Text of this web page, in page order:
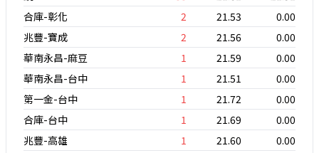
合庫-彰化
2 21.53
0.00
兆豐-寶成
2 21.56
0.00
華南永昌-麻豆
1 21.59
0.00
華南永昌-台中
1 21.51
0.00
第一金-台中
1 21.72
0.00
合庫-台中
1 21.69
0.00
兆豐-高雄
1 21.60
0.00